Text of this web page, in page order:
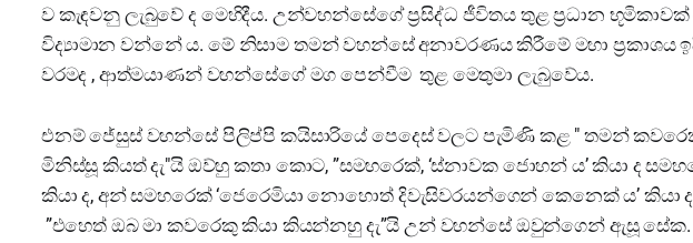
ව කැඳවනු ලැබුවේ ද මෙහිදීය. උන්වහන්සේගේ ප්‍රසිද්ධ ජීවිතය තුළ ප්‍රධාන
විද්‍යාමාන වන්නේ ය. මේ නිසාම තමන් වහන්සේ අනාවරණය කිරීමේ මහා ප්‍රකාශය
වරමද , ආත්මයාණන් වහන්සේගේ මග පෙන්වීම තුළ මෙතුමා ලැබුවේය.
එනම් ජේසුස් වහන්සේ පිලිප්පි කයිසාරියේ පෙදෙස් වලට පැමිණි කළ " තමන් කවරෙක්
මිනිස්සූ කියත් දැ"යි ඔව්හු කතා කොට, ”සමහරෙක්, ‘ස්නාවක ජොහන් ය’ කියා ද
කියා ද, අන් සමහරෙක් ‘ජෙරෙමියා නොහොත් දිවැසිවරයන්ගෙන් කෙනෙක් ය’ කියා
”එහෙත් ඔබ මා කවරෙකු කියා කියන්නහු දැ”යි උන් වහන්සේ ඔවුන්ගෙන් ඇසූ